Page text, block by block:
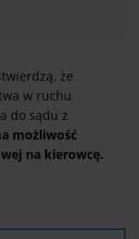
że
w ruchu
do sądu z
możliwość
na kierowcę.